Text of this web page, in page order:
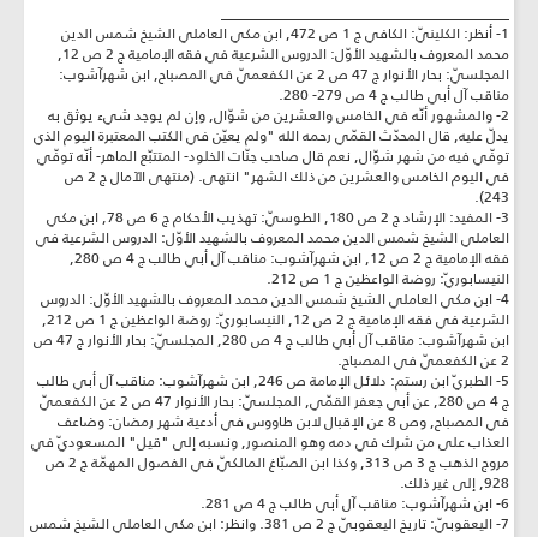
________________________________________
1- أنظر: الكلينيّ: الكافي ج 1 ص 472, ابن مكي العاملي الشيخ شمس الدين
محمد المعروف بالشهيد الأوّل: الدروس الشرعية في فقه الإمامية ج 2 ص 12,
المجلسيّ: بحار الأنوار ج 47 ص 2 عن الكفعميّ في المصباح, ابن شهرآشوب:
مناقب آل أبي طالب ج 4 ص 279- 280.
2- والمشهور أنّه في الخامس والعشرين من شوّال, وإن لم يوجد شيء يوثق به
يدلّ عليه, قال المحدّث القمّي رحمه الله "ولم يعيّن في الكتب المعتبرة اليوم الذي
توفّي فيه من شهر شوّال, نعم قال صاحب جنّات الخلود- المتتبّع الماهر- أنّه توفّي
في اليوم الخامس والعشرين من ذلك الشهر" انتهى. (منتهى الآمال ج 2 ص
243).
3- المفيد: الإرشاد ج 2 ص 180, الطوسيّ: تهذيب الأحكام ج 6 ص 78, ابن مكي
العاملي الشيخ شمس الدين محمد المعروف بالشهيد الأوّل: الدروس الشرعية في
فقه الإمامية ج 2 ص 12, ابن شهرآشوب: مناقب آل أبي طالب ج 4 ص 280,
النيسابوريّ: روضة الواعظين ج 1 ص 212.
4- ابن مكي العاملي الشيخ شمس الدين محمد المعروف بالشهيد الأوّل: الدروس
الشرعية في فقه الإمامية ج 2 ص 12, النيسابوريّ: روضة الواعظين ج 1 ص 212,
ابن شهرآشوب: مناقب آل أبي طالب ج 4 ص 280, المجلسيّ: بحار الأنوار ج 47 ص
2 عن الكفعميّ في المصباح.
5- الطبريّ ابن رستم: دلائل الإمامة ص 246, ابن شهرآشوب: مناقب آل أبي طالب
ج 4 ص 280, عن أبي جعفر القمّي, المجلسيّ: بحار الأنوار 47 ص 2 عن الكفعميّ
في المصباح, وص 8 عن الإقبال لابن طاووس في أدعية شهر رمضان: وضاعف
العذاب على من شرك في دمه وهو المنصور, ونسبه إلى "قيل" المسعوديّ في
مروج الذهب ج 3 ص 313, وكذا ابن الصبّاغ المالكيّ في الفصول المهمّة ج 2 ص
928, إلى غير ذلك.
6- ابن شهرآشوب: مناقب آل أبي طالب ج 4 ص 281.
7- اليعقوبيّ: تاريخ اليعقوبيّ ج 2 ص 381. وانظر: ابن مكي العاملي الشيخ شمس